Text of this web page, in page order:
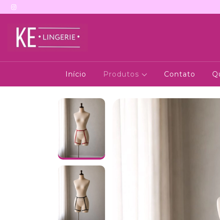
Início Produtos Contato